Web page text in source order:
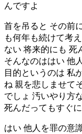
んですよ
首を吊ると その前
も何年も続けて考
ない 将来的にも 死
そんなのははい 他
目的というのは 私
ね 親を悲しませて
でしょ 汚いやり方
死んだってもすぐ
はい 他人を罪の意